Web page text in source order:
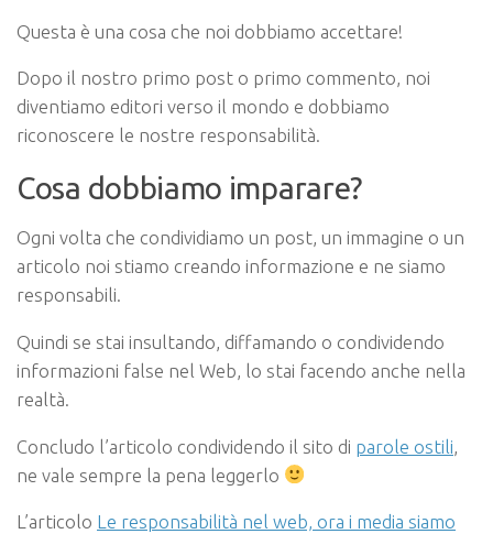
Questa è una cosa che noi dobbiamo accettare!
Dopo il nostro primo post o primo commento, noi
diventiamo editori verso il mondo e dobbiamo
riconoscere le nostre responsabilità.
Cosa dobbiamo imparare?
Ogni volta che condividiamo un post, un immagine o un
articolo noi stiamo creando informazione e ne siamo
responsabili.
Quindi se stai insultando, diffamando o condividendo
informazioni false nel Web, lo stai facendo anche nella
realtà.
Concludo l’articolo condividendo il sito di parole ostili
ne vale sempre la pena leggerlo
L’articolo Le responsabilità nel web, ora i media siamo